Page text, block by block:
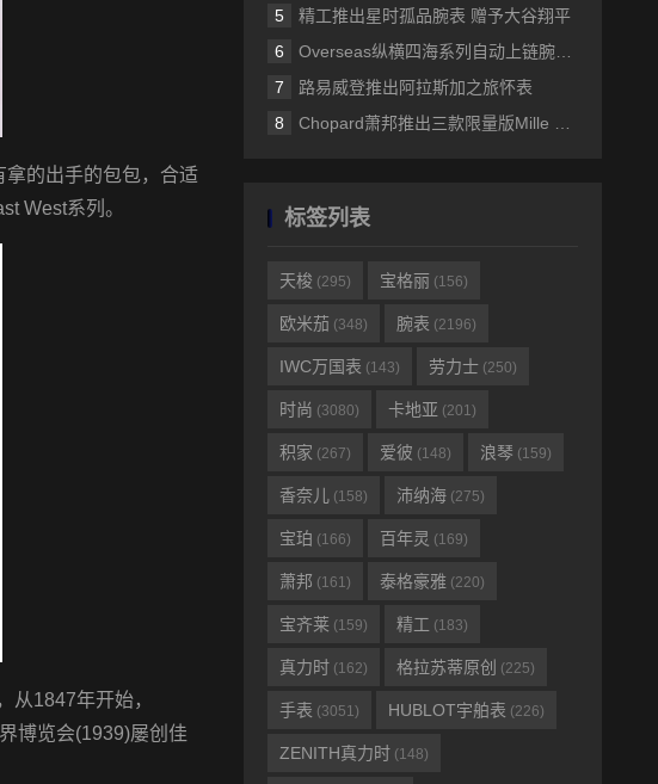
的出手的包包，合适
West系列。
从1847年开始，
博览会(1939)屡创佳
精工推出星时孤品腕表 赠予大谷翔平
Overseas纵横四海系列自动上链腕表 两款34.5毫米全新款式设计 大胆醒目的绚彩配色 为运动时尚腕表增添温婉柔美的女性特质
路易威登推出阿拉斯加之旅怀表
Chopard萧邦推出三款限量版Mille Miglia Classic计时码表
标签列表
天梭 (295) 宝格丽 (156)
欧米茄 (348) 腕表 (2196)
IWC万国表 (143) 劳力士 (250)
时尚 (3080) 卡地亚 (201)
积家 (267) 爱彼 (148) 浪琴 (159)
香奈儿 (158) 沛纳海 (275)
宝珀 (166) 百年灵 (169)
萧邦 (161) 泰格豪雅 (220)
宝齐莱 (159) 精工 (183)
真力时 (162) 格拉苏蒂原创 (225)
手表 (3051) HUBLOT宇舶表 (226)
ZENITH真力时 (148)